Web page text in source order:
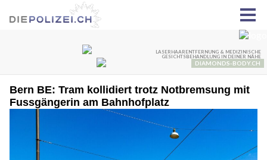
Bern BE: Tram kollidiert trotz Notbremsung mit
Fussgängerin am Bahnhofplatz